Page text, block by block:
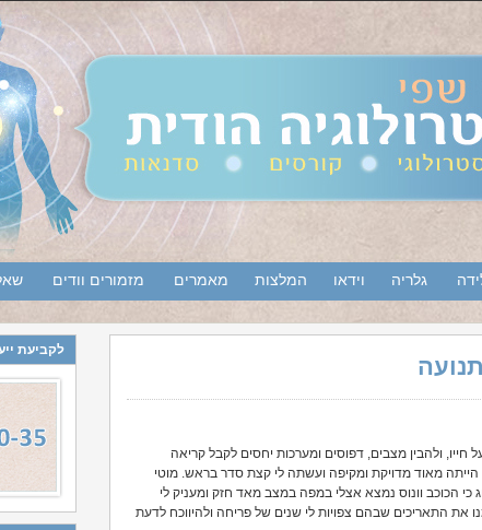
גלריה וידאו המלצות מאמרים מזמורים וודים
ולהבין מצבים, דפוסים ומערכות יחסים לקבל קריאה
הייתה מאוד מדויקת ומקיפה ועשתה לי קצת סדר בראש. מוטי
כי הכוכב וונוס נמצא אצלי במפה במצב מאד חזק ומעניק לי
התאריכים שבהם צפויות לי שנים של פריחה ולהיווכח לדעת
לקביעת